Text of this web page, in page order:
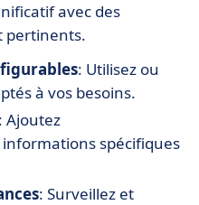
avec des
pertinents.
: Utilisez ou
à vos besoins.
: Ajoutez
spécifiques
: Surveillez et